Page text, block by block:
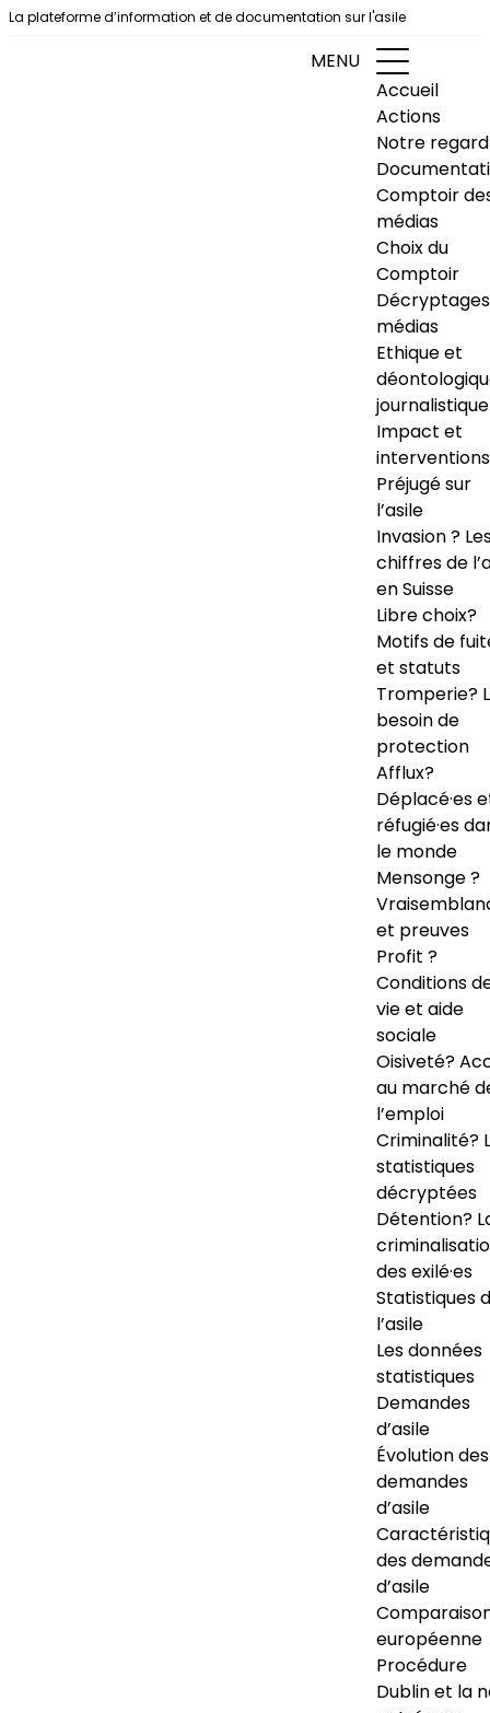
Aller au contenu
La plateforme d’information et de documentation sur l'asile
MENU
Accueil
Actions
Notre regard
Comptoir
médias
Choix du
Comptoir
Décryptages
médias
Ethique et
journalistique
Impact et
interventions
Préjugé sur
l’asile
Invasion ?
chiffres de
en Suisse
Libre choix?
Motifs de
et statuts
Tromperie?
besoin de
protection
Afflux?
Déplacé·es
réfugié·es
le monde
Mensonge ?
et preuves
Profit ?
Conditions
vie et aide
sociale
Oisiveté?
au marché
l’emploi
Criminalité?
statistiques
décryptées
Détention?
des exilé·es
Statistiques
l’asile
Les données
statistiques
Demandes
d’asile
Évolution des
demandes
d’asile
des
d’asile
européenne
Procédure
Dublin et la